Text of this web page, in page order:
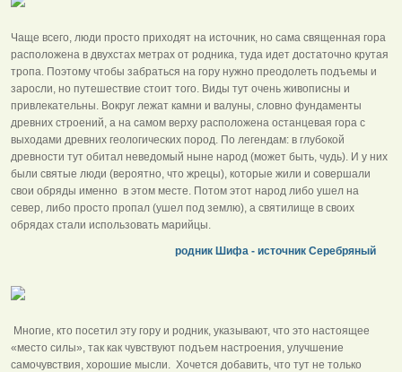
Чаще всего, люди просто приходят на источник, но сама священная гора
расположена в двухстах метрах от родника, туда идет достаточно крутая
тропа. Поэтому чтобы забраться на гору нужно преодолеть подъемы и
заросли, но путешествие стоит того. Виды тут очень живописны и
привлекательны. Вокруг лежат камни и валуны, словно фундаменты
древних строений, а на самом верху расположена останцевая гора с
выходами древних геологических пород. По легендам: в глубокой
древности тут обитал неведомый ныне народ (может быть, чудь). И у них
были святые люди (вероятно, что жрецы), которые жили и совершали
свои обряды именно в этом месте. Потом этот народ либо ушел на
север, либо просто пропал (ушел под землю), а святилище в своих
обрядах стали использовать марийцы.
родник Шифа - источник Серебряный
Многие, кто посетил эту гору и родник, указывают, что это настоящее
«место силы», так как чувствуют подъем настроения, улучшение
самочувствия, хорошие мысли. Хочется добавить, что тут не только